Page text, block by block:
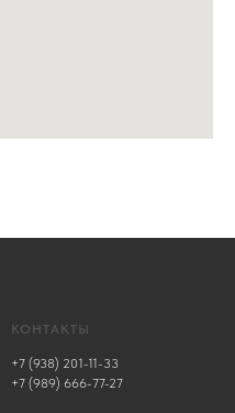
КОНТАКТЫ
+7 (938) 201-11-33
+7 (989) 666-77-27